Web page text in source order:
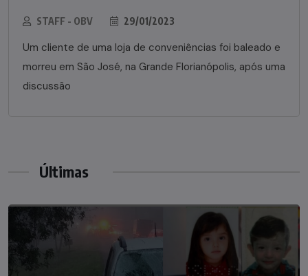
STAFF - OBV 29/01/2023
Um cliente de uma loja de conveniências foi baleado e
morreu em São José, na Grande Florianópolis, após uma
discussão
Últimas